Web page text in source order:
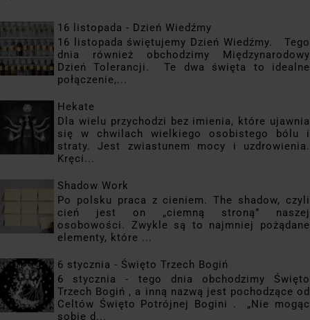
16 listopada - Dzień Wiedźmy
16 listopada świętujemy Dzień Wiedźmy. Tego
dnia również obchodzimy Międzynarodowy
Dzień Tolerancji. Te dwa święta to idealne
połączenie,...
Hekate
Dla wielu przychodzi bez imienia, które ujawnia
się w chwilach wielkiego osobistego bólu i
straty. Jest zwiastunem mocy i uzdrowienia.
Kręci...
Shadow Work
Po polsku praca z cieniem. The shadow, czyli
cień jest on „ciemną stroną” naszej
osobowości. Zwykle są to najmniej pożądane
elementy, które ...
6 stycznia - Święto Trzech Bogiń
6 stycznia - tego dnia obchodzimy Święto
Trzech Bogiń , a inną nazwą jest pochodzące od
Celtów Święto Potrójnej Bogini . „Nie mogąc
sobie d...